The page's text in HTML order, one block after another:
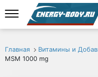
Главная Витамины и
MSM 1000 mg